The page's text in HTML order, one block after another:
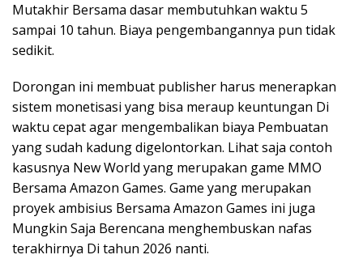
Mutakhir Bersama dasar membutuhkan waktu 5
sampai 10 tahun. Biaya pengembangannya pun tidak
sedikit.
Dorongan ini membuat publisher harus menerapkan
sistem monetisasi yang bisa meraup keuntungan Di
waktu cepat agar mengembalikan biaya Pembuatan
yang sudah kadung digelontorkan. Lihat saja contoh
kasusnya New World yang merupakan game MMO
Bersama Amazon Games. Game yang merupakan
proyek ambisius Bersama Amazon Games ini juga
Mungkin Saja Berencana menghembuskan nafas
terakhirnya Di tahun 2026 nanti.